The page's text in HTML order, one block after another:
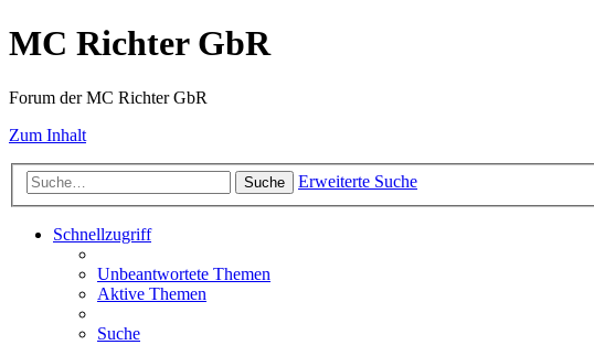
MC Richter GbR
Forum der MC Richter GbR
Zum Inhalt
Suche Erweiterte Suche
Schnellzugriff
Unbeantwortete Themen
Aktive Themen
Suche